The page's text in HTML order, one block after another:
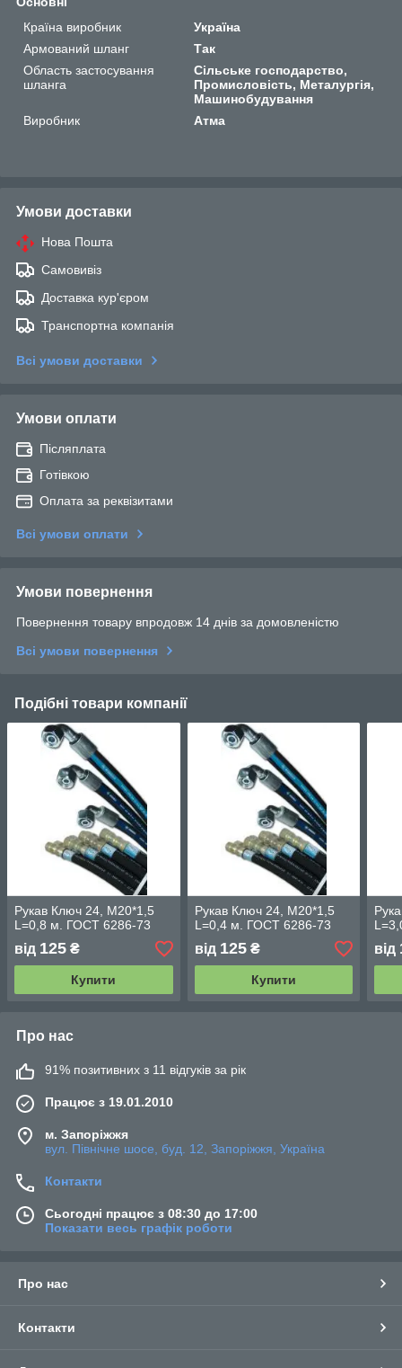
Країна виробник
Україна
Армований шланг
Так
Область застосування
шланга
Сільське господарство,
Промисловість, Металургія,
Машинобудування
Виробник
Атма
Умови доставки
Нова Пошта
Самовивіз
Доставка кур'єром
Транспортна компанія
Всі умови доставки
Умови оплати
Післяплата
Готівкою
Оплата за реквізитами
Всі умови оплати
Умови повернення
Повернення товару впродовж 14 днів за домовленістю
Всі умови повернення
Подібні товари компанії
Рукав Ключ 24, М20*1,5
L=0,8 м. ГОСТ 6286-73
від 125 ₴
Купити
Рукав Ключ 24, М20*1,5
L=0,4 м. ГОСТ 6286-73
від 125₴
Купити
від
Про нас
91% позитивних з 11 відгуків за рік
Працює з 19.01.2010
м. Запоріжжя
вул. Північне шосе, буд. 12, Запоріжжя, Україна
Контакти
Сьогодні працює з 08:30 до 17:00
Показати весь графік роботи
Про нас
Контакти